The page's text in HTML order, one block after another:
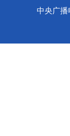
中央广